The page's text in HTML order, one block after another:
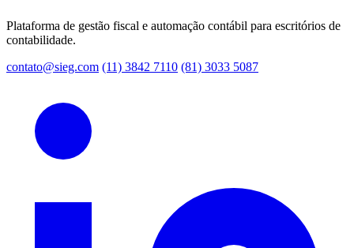
Plataforma de gestão fiscal e automação contábil para escritórios de
contabilidade.
contato@sieg.com (11) 3842 7110 (81) 3033 5087